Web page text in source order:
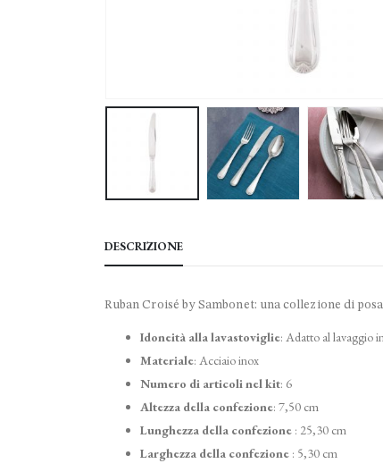
DESCRIZIONE
Ruban Croisé by Sambonet: una collezione di
Idoneità alla lavastoviglie: Adatto al lavaggio
Materiale: Acciaio inox
Numero di articoli nel kit: 6
Altezza della confezione: 7,50 cm
Lunghezza della confezione : 25,30 cm
Larghezza della confezione : 5,30 cm